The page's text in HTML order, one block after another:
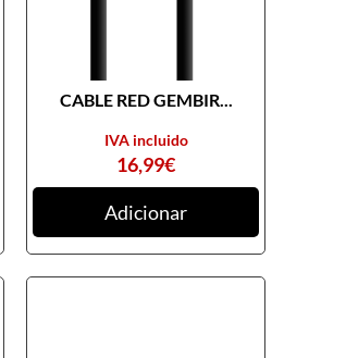
CABLE RED GEMBIR...
16,99€
IVA incluido
Adicionar